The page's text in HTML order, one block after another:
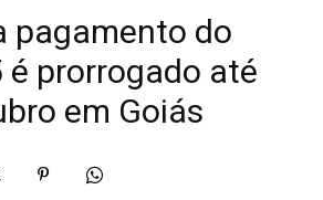
pagamento do
é prorrogado até
em Goiás